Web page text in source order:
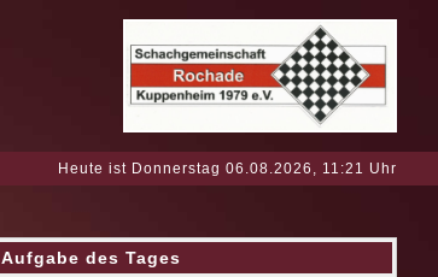
Heute ist Donnerstag 06.08.2026, 11:21 Uhr
Aufgabe des Tages